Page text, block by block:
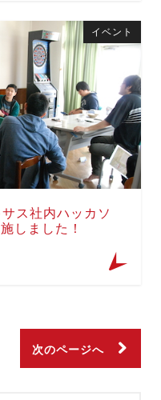
ス社内ハッカソ
しました！
イベント
次のページへ